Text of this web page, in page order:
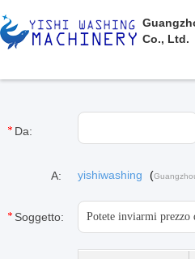
Co., Ltd.
Da:
A: yishiwashing (
Soggetto: